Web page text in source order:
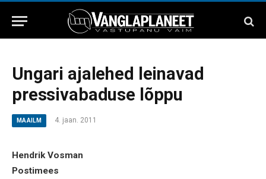
Ungari ajalehed leinavad
pressivabaduse lõppu
MAAILM 4. jaan. 2011
Hendrik Vosman
Postimees